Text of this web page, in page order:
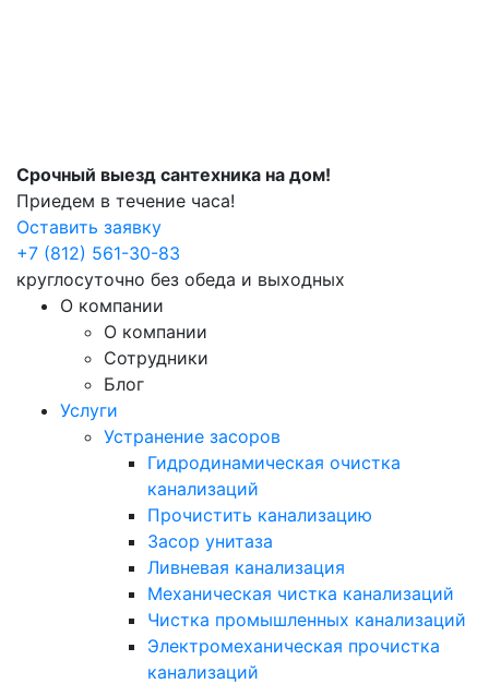
Срочный выезд сантехника на дом!
Приедем в течение часа!
Оставить заявку
+7 (812) 561-30-83
круглосуточно без обеда и выходных
О компании
О компании
Сотрудники
Блог
Услуги
Устранение засоров
Гидродинамическая очистка
канализаций
Прочистить канализацию
Засор унитаза
Ливневая канализация
Механическая чистка канализаций
Чистка промышленных канализаций
Электромеханическая прочистка
канализаций